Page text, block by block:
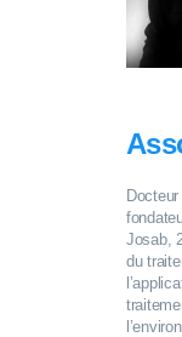
Josab,
du